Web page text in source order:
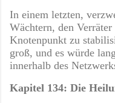
In einem letzten,
Wächtern, den
Knotenpunkt zu
groß, und es würde
innerhalb des
Kapitel 134: Die